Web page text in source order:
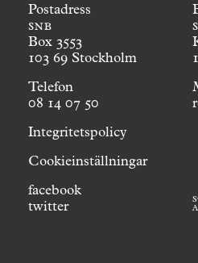
Postadress
snb
Box 3553
103 69 Stockholm
Telefon
08 14 07 50
Integritetspolicy
Cookieinställningar
facebook
twitter